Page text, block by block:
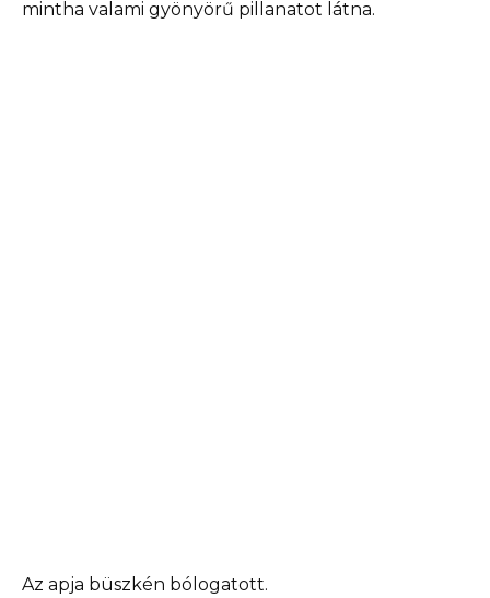
mintha valami gyönyörű pillanatot látna.
Az apja büszkén bólogatott.